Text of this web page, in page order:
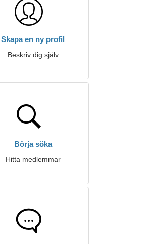
Skapa en ny profil
Beskriv dig själv
Börja söka
Hitta medlemmar